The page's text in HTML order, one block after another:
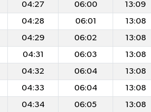
04:27 06:00 13:09
04:28 06:01 13:08
04:29 06:02 13:08
04:31 06:03 13:08
04:32 06:04 13:08
04:33 06:04 13:08
04:34 06:05 13:08